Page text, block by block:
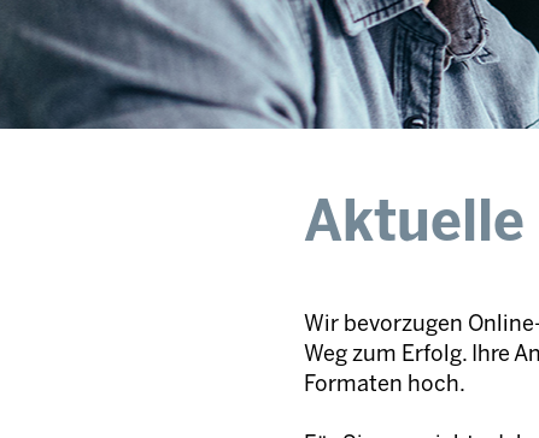
Aktuelle
Wir bevorzugen
Weg zum Erfolg. Ihre
Formaten hoch.